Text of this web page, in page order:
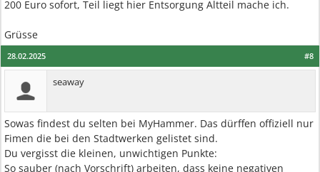
200 Euro sofort, Teil liegt hier Entsorgung Altteil mache ich.
Grüsse
#8
28.02.2025
seaway
Sowas findest du selten bei MyHammer. Das dürffen offiziell nur
Fimen die bei den Stadtwerken gelistet sind.
Du vergisst die kleinen, unwichtigen Punkte:
So sauber (nach Vorschrift) arbeiten, dass keine negativen